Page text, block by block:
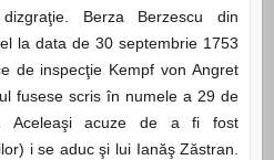
Berza Berzescu din
la data de 30 septembrie 1753
de inspecţie Kempf von Angret
fusese scris în numele a 29 de
Aceleaşi acuze de a fi fost
i se aduc şi lui Ianăş Zăstran.